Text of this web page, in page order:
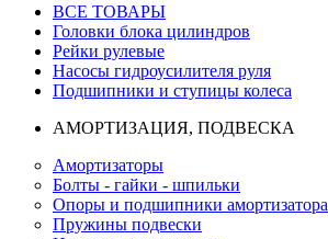
ВСЕ ТОВАРЫ
Головки блока цилиндров
Рейки рулевые
Насосы гидроусилителя руля
Подшипники и ступицы колеса
АМОРТИЗАЦИЯ, ПОДВЕСКА
Амортизаторы
Болты - гайки - шпильки
Опоры и подшипники амортизатора
Пружины подвески